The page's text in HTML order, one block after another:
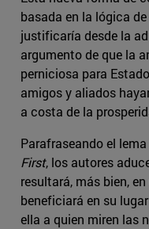
basada en la lógica
justificaría desde la
argumento de que la
perniciosa para
amigos y aliados
a costa de la
Parafraseando el
First, los autores
resultará, más bien, en
beneficiará en su
ella a quien miren las